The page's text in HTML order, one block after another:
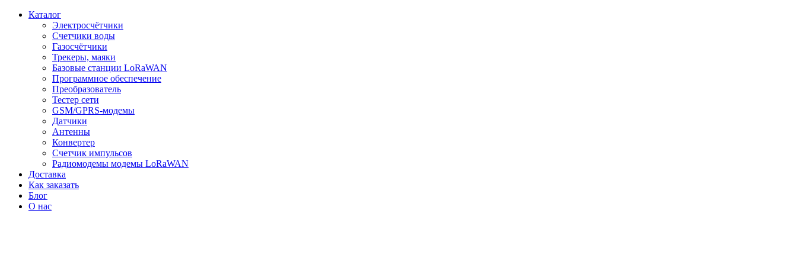
Каталог
Электросчётчики
Счетчики воды
Газосчётчики
Трекеры, маяки
Базовые станции LoRaWAN
Программное обеспечение
Преобразователь
Тестер сети
GSM/GPRS-модемы
Датчики
Антенны
Конвертер
Счетчик импульсов
Радиомодемы модемы LoRaWAN
Доставка
Как заказать
Блог
О нас